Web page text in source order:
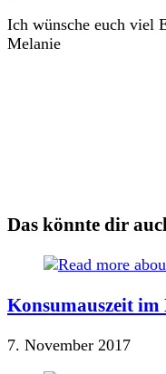
Ich wünsche euch viel
Melanie
Das könnte dir
Konsumauszeit im
7. November 2017